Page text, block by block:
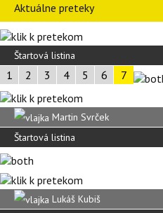
Aktuálne preteky
Štartová listina
1 2 3 4 5 6 7
Martin Svrček
Štartová listina
Lukáš Kubiš